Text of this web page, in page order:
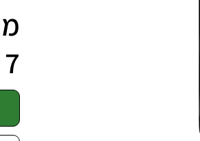
7 ימי עסקים